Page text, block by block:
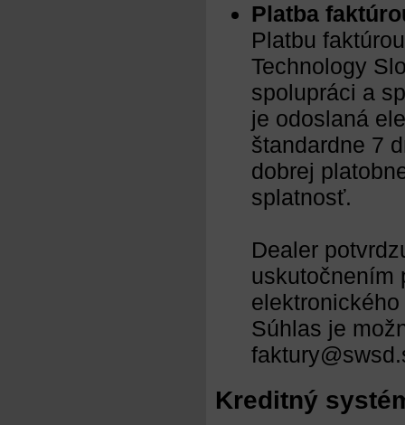
Platba
Platbu
Technology
spolupráci a
je odoslaná
štandardne 7
dobrej
splatnosť.
Dealer
uskutočnením
Súhlas je
Kreditný